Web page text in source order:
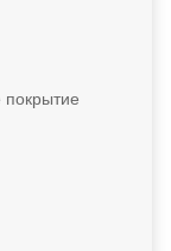
покрытие